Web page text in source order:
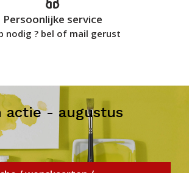
Persoonlijke service
nodig ? bel of mail gerust
actie - augustus